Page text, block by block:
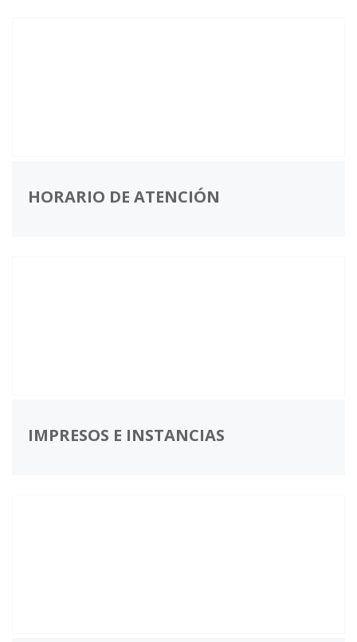
HORARIO DE ATENCIÓN
IMPRESOS E INSTANCIAS